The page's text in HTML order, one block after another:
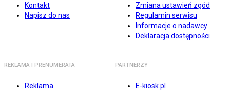
Kontakt
Napisz do nas
Zmiana ustawień zgód
Regulamin serwisu
Informacje o nadawcy
Deklaracja dostępności
REKLAMA I PRENUMERATA
Reklama
PARTNERZY
E-kiosk.pl